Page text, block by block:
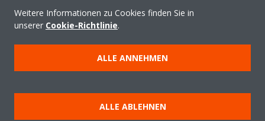
Produkte
Copyright © Daikin
Impressum
Hinweis zu Cookies
Datenschutzrichtlinie
Unternehmensethik
Data Act
Weitere Informationen zu Cookies finden Sie in
unserer Cookie-Richtlinie.
ALLE ANNEHMEN
ALLE ABLEHNEN